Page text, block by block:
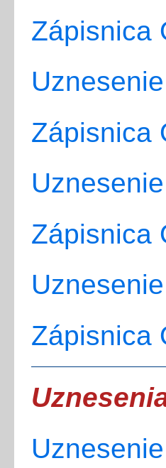
Zápisnica
Zápisnica
Zápisnica
Zápisnica